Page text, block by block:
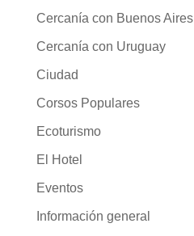
Cercanía con Buenos Aires
Cercanía con Uruguay
Ciudad
Corsos Populares
Ecoturismo
El Hotel
Eventos
Información general